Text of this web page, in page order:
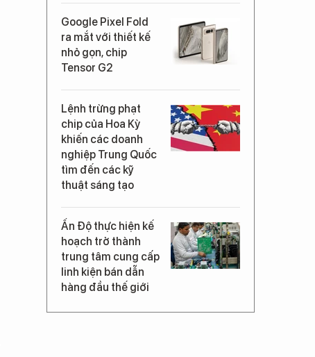
Google Pixel Fold
ra mắt với thiết kế
nhỏ gọn, chip
Tensor G2
Lệnh trừng phạt
chip của Hoa Kỳ
khiến các doanh
nghiệp Trung Quốc
tìm đến các kỹ
thuật sáng tạo
Ấn Độ thực hiện kế
hoạch trở thành
trung tâm cung cấp
linh kiện bán dẫn
hàng đầu thế giới